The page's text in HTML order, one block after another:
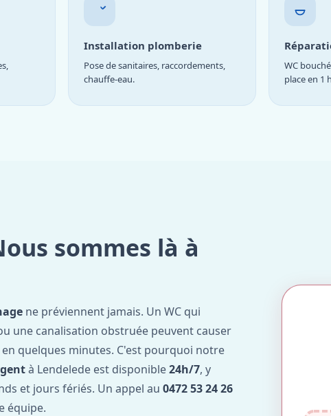
Installation plomberie
Pose de sanitaires, raccordements,
chauffe-eau.
WC
place en 1
sommes là à
ne préviennent jamais. Un WC qui
une canalisation obstruée peuvent causer
quelques minutes. C'est pourquoi notre
à Lendelede est disponible24h/7, y
et jours fériés. Un appel au 0472 53 24 26
équipe.